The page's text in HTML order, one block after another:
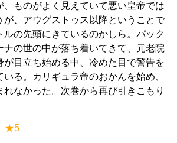
、ものがよく見えていて悪い皇帝では
が、アウグストゥス以降ということで
ルの先頭にきているのかしら。パック
ナの世の中が落ち着いてきて、元老院
が目立ち始める中、冷めた目で警告を
いる。カリギュラ帝のおかんを始め、
れなかった。次巻から再び引きこもり
★5